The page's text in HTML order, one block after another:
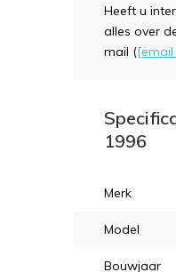
Heeft u
alles over
mail (
1996
Merk
Model
Bouwjaar